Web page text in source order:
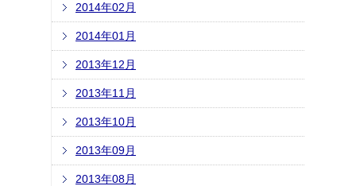
2014年02月
2014年01月
2013年12月
2013年11月
2013年10月
2013年09月
2013年08月